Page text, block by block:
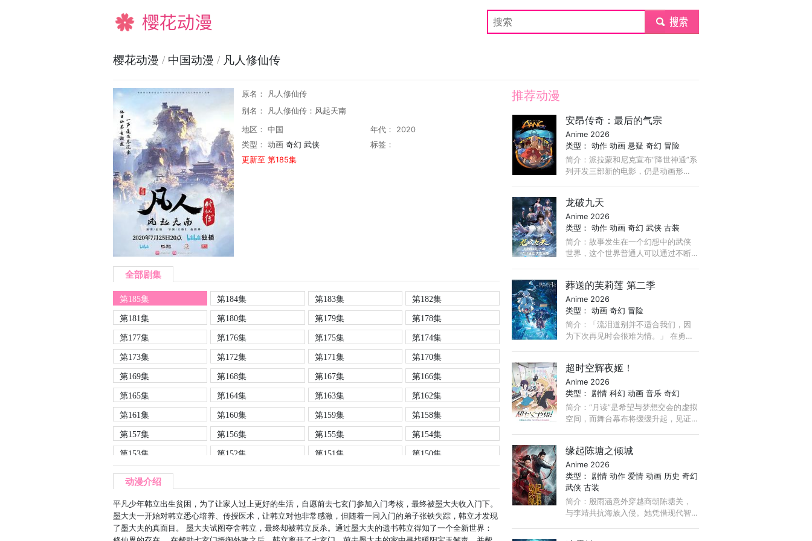
樱花动漫 submit
樱花动漫 / 中国动漫 / 凡人修仙传
原名： 凡人修仙传
别名： 凡人修仙传：风起天南
地区： 中国
年代： 2020
类型： 动画 奇幻 武侠
标签：
更新至 第185集
全部剧集
第185集 第184集 第183集
第182集
第181集
第180集 第179集
第178集
第177集
第176集 第175集
第174集
第173集
第172集 第171集
第170集
第169集
第168集 第167集
第166集
第165集
第164集 第163集
第162集
第161集
第160集 第159集
第158集
第157集
第156集 第155集
第154集
第153集
第152集 第151集
第150集
第149集
第141集
第140集 第139集
第138集
第137集
第136集 第135集 第134集
动漫介绍
平凡少年韩立出生贫困，为了让家人过上更好的生活，自愿前去七玄门参加入门考核，最终被墨大夫收入门下。
墨大夫一开始对韩立悉心培养、传授医术，让韩立对他非常感激，但随着一同入门的弟子张铁失踪，韩立才发现
了墨大夫的真面目。 墨大夫试图夺舍韩立，最终却被韩立反杀。通过墨大夫的遗书韩立得知了一个全新世界：
推荐动漫
安昂传奇：最后的气宗
Anime 2026
类型：动作 动画 悬疑 奇幻 冒险
简介：派拉蒙和尼克宣布“降世神通”系
列开发三部新的电影，仍是动画形
《最后的气宗》主创Bryan Konietzko
和Michael DiMartino担任制片人。
龙破九天
Anime 2026
类型：动作 动画 奇幻 武侠 古装
简介：故事发生在一个幻想中的武侠
世界，这个世界普通人可以通过不断
出身平凡，追求习武巅峰的普通武
者。 ...
葬送的芙莉莲 第二季
Anime 2026
类型：动画 奇幻 冒险
简介：「流泪道别并不适合我们，因
为下次再见时会很难为情。」 在勇者
活了千年以上的精灵魔法使──芙莉
莲。 ...
超时空辉夜姬！
Anime 2026
类型： 剧情 科幻 动画 音乐 奇幻
简介：“月读”是希望与梦想交会的虚拟
空间，而舞台幕布将缓缓升起，见证
中生酒寄彩叶过着非常忙碌的生活，
努力在打工和学业之间寻找平衡。 ...
缘起陈塘之倾城
Anime 2026
类型： 剧情 动作 爱情 动画 历史 奇幻
武侠 古装
简介：殷雨涵意外穿越商朝陈塘关，
与李靖共抗海族入侵。她凭借现代智